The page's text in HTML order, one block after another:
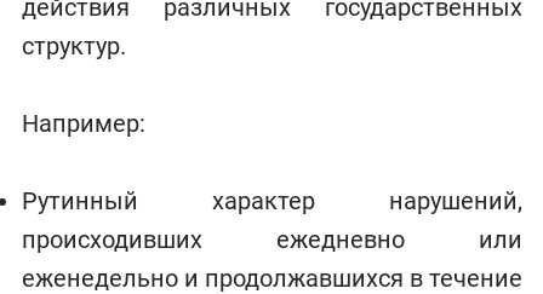
действия различных государственных
структур.
Например:
Рутинный характер нарушений,
происходивших ежедневно или
еженедельно и продолжавшихся в течение